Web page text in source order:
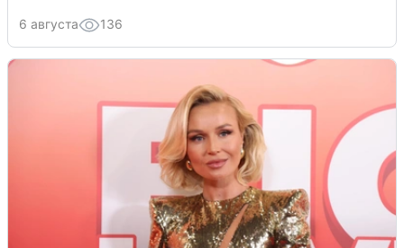
6 августа 136